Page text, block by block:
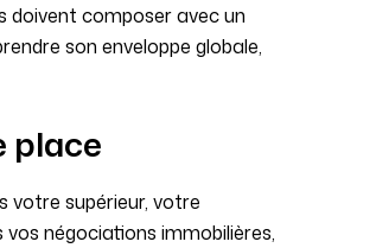
doivent composer avec un
son enveloppe globale,
place
votre supérieur, votre
négociations immobilières,